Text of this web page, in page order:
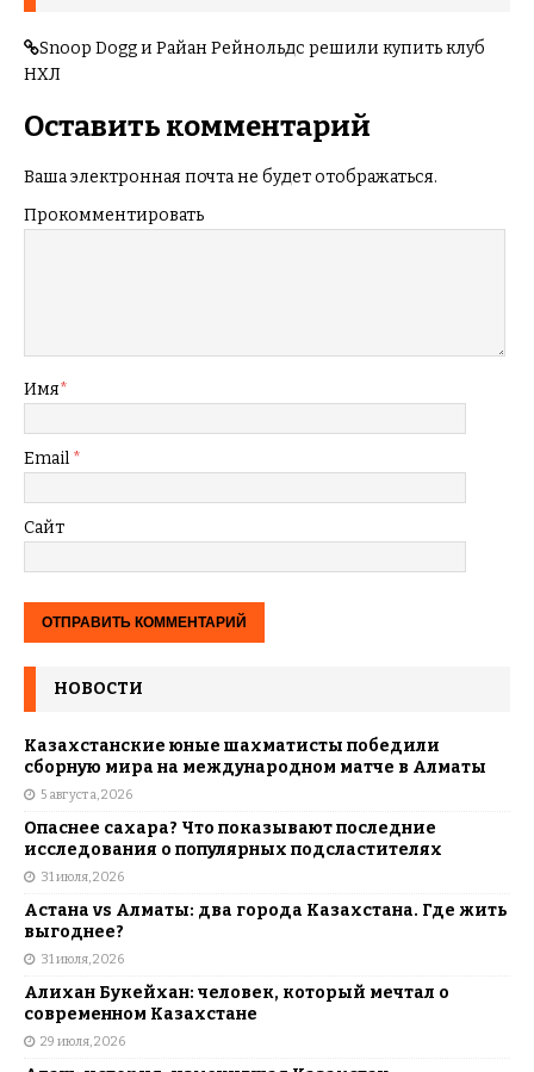
Snoop Dogg и Райан Рейнольдс решили купить клуб
НХЛ
Оставить комментарий
Ваша электронная почта не будет отображаться.
Прокомментировать
Имя*
Email *
Сайт
НОВОСТИ
Казахстанские юные шахматисты победили
сборную мира на международном матче в Алматы
5 августа, 2026
Опаснее сахара? Что показывают последние
исследования о популярных подсластителях
31 июля, 2026
Астана vs Алматы: два города Казахстана. Где жить
выгоднее?
31 июля, 2026
Алихан Букейхан: человек, который мечтал о
современном Казахстане
29 июля, 2026